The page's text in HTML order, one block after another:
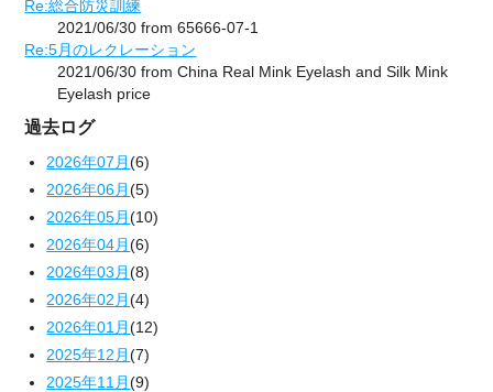
Re:総合防災訓練
2021/06/30 from 65666-07-1
Re:5月のレクレーション
2021/06/30 from China Real Mink Eyelash and Silk Mink
Eyelash price
過去ログ
2026年07月(6)
2026年06月(5)
2026年05月(10)
2026年04月(6)
2026年03月(8)
2026年02月(4)
2026年01月(12)
2025年12月(7)
2025年11月(9)